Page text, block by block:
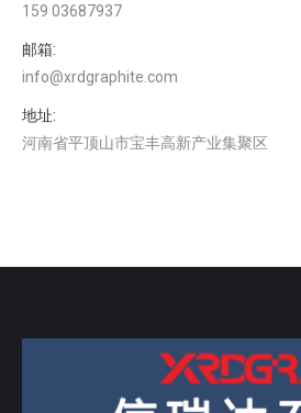
159 03687937
邮箱:
info@xrdgraphite.com
地址:
河南省平顶山市宝丰高新产业集聚区